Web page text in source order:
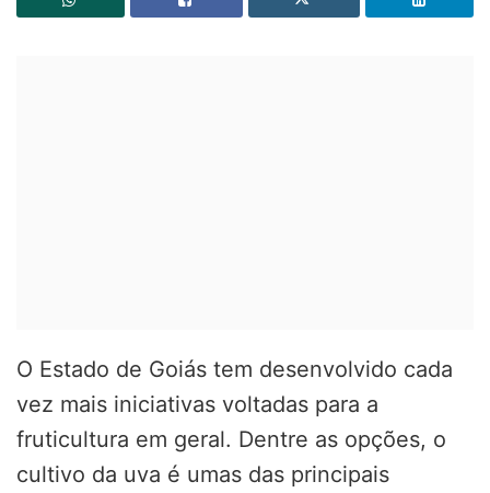
O Estado de Goiás tem desenvolvido cada
vez mais iniciativas voltadas para a
fruticultura em geral. Dentre as opções, o
cultivo da uva é umas das principais